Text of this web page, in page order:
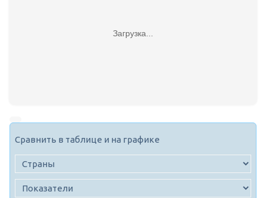
Загрузка...
Сравнить в таблице и на графике